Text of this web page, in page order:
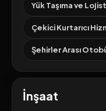
Yük Taşıma ve
Çekici Kurtarıcı
Şehirler Arası
İnşaat